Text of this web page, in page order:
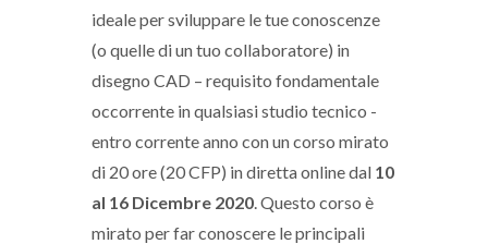
ideale per sviluppare le tue conoscenze
(o quelle di un tuo collaboratore) in
disegno CAD – requisito fondamentale
occorrente in qualsiasi studio tecnico -
entro corrente anno con un corso mirato
di 20 ore (20 CFP) in diretta online dal 10
al 16 Dicembre 2020. Questo corso è
mirato per far conoscere le principali